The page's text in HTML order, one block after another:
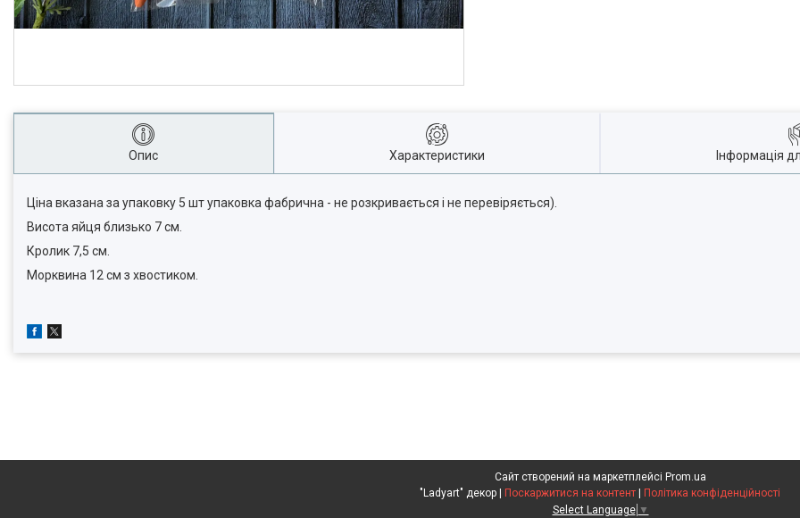
Опис Характеристики Інформація
Ціна вказана за упаковку 5 шт упаковка фабрична - не розкривається і не перевіряється).
Висота яйця близько 7 см.
Кролик 7,5 см.
Морквина 12 см з хвостиком.
Сайт створений на маркетплейсі Prom.ua
Поскаржитися на контент
Політика конфіденційності
Select Language ▼